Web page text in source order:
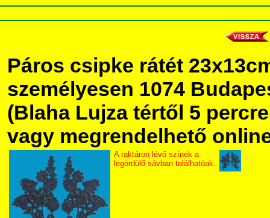
Páros csipke rátét
személyesen 1074
(Blaha Lujza tértől 5
vagy megrendelhető
A raktáron lévő színek a
legördülő sávban találhatóak.